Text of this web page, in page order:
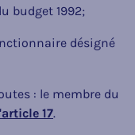
budget 1992;
désigné
: le membre du
17.